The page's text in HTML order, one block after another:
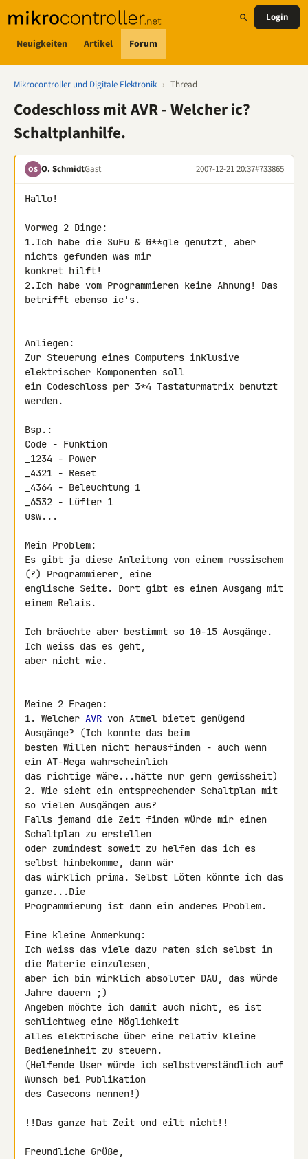
Neuigkeiten Artikel Forum
Login
Mikrocontroller und Digitale Elektronik › Thread
Codeschloss mit AVR - Welcher ic?
Schaltplanhilfe.
OS O. SchmidtGast 2007-12-21 20:37#733865
Hallo!
Vorweg 2 Dinge:
1.Ich habe die SuFu & G**gle genutzt, aber
nichts gefunden was mir
konkret hilft!
2.Ich habe vom Programmieren keine Ahnung! Das
betrifft ebenso ic's.
Anliegen:
Zur Steuerung eines Computers inklusive
elektrischer Komponenten soll
ein Codeschloss per 3*4 Tastaturmatrix benutzt
werden.
Bsp.:
Code - Funktion
_1234 - Power
_4321 - Reset
_4364 - Beleuchtung 1
_6532 - Lüfter 1
usw...
Mein Problem:
Es gibt ja diese Anleitung von einem russischem
(?) Programmierer, eine
englische Seite. Dort gibt es einen Ausgang mit
einem Relais.
Ich bräuchte aber bestimmt so 10-15 Ausgänge.
Ich weiss das es geht,
aber nicht wie.
Meine 2 Fragen:
1. Welcher AVR von Atmel bietet genügend
Ausgänge? (Ich konnte das beim
besten Willen nicht herausfinden - auch wenn
ein AT-Mega wahrscheinlich
das richtige wäre...hätte nur gern gewissheit)
2. Wie sieht ein entsprechender Schaltplan mit
so vielen Ausgängen aus?
Falls jemand die Zeit finden würde mir einen
Schaltplan zu erstellen
oder zumindest soweit zu helfen das ich es
selbst hinbekomme, dann wär
das wirklich prima. Selbst Löten könnte ich das
ganze...Die
Programmierung ist dann ein anderes Problem.
Eine kleine Anmerkung:
Ich weiss das viele dazu raten sich selbst in
die Materie einzulesen,
aber ich bin wirklich absoluter DAU, das würde
Jahre dauern ;)
Angeben möchte ich damit auch nicht, es ist
schlichtweg eine Möglichkeit
alles elektrische über eine relativ kleine
Bedieneinheit zu steuern.
(Helfende User würde ich selbstverständlich auf
Wunsch bei Publikation
des Casecons nennen!)
!!Das ganze hat Zeit und eilt nicht!!
Freundliche Grüße,